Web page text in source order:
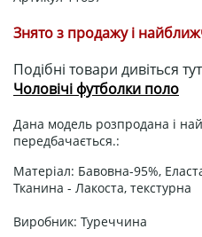
Знято з продажу і
Подібні товари дивіться
Чоловічі футболки поло
Дана модель розпродана і
передбачається.:
Матеріал: Бавовна-95%,
Тканина - Лакоста, текстурна
Виробник: Туреччина